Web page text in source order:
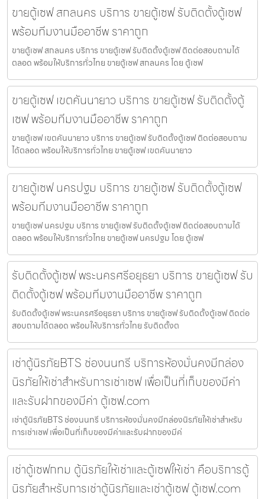
ขายตู้เซฟ สกลนคร บริการ ขายตู้เซฟ รับติดตั้งตู้เซฟ
พร้อมทีมงานมืออาชีพ ราคาถูก
ขายตู้เซฟ สกลนคร บริการ ขายตู้เซฟ รับติดตั้งตู้เซฟ ติดต่อสอบถามได้
ตลอด พร้อมให้บริการทั่วไทย ขายตู้เซฟ สกลนคร โดย ตู้เซฟ
ขายตู้เซฟ เขตคันนายาว บริการ ขายตู้เซฟ รับติดตั้งตู้
เซฟ พร้อมทีมงานมืออาชีพ ราคาถูก
ขายตู้เซฟ เขตคันนายาว บริการ ขายตู้เซฟ รับติดตั้งตู้เซฟ ติดต่อสอบถาม
ได้ตลอด พร้อมให้บริการทั่วไทย ขายตู้เซฟ เขตคันนายาว
ขายตู้เซฟ นครปฐม บริการ ขายตู้เซฟ รับติดตั้งตู้เซฟ
พร้อมทีมงานมืออาชีพ ราคาถูก
ขายตู้เซฟ นครปฐม บริการ ขายตู้เซฟ รับติดตั้งตู้เซฟ ติดต่อสอบถามได้
ตลอด พร้อมให้บริการทั่วไทย ขายตู้เซฟ นครปฐม โดย ตู้เซฟ
รับติดตั้งตู้เซฟ พระนครศรีอยุธยา บริการ ขายตู้เซฟ รับ
ติดตั้งตู้เซฟ พร้อมทีมงานมืออาชีพ ราคาถูก
รับติดตั้งตู้เซฟ พระนครศรีอยุธยา บริการ ขายตู้เซฟ รับติดตั้งตู้เซฟ ติดต่อ
สอบถามได้ตลอด พร้อมให้บริการทั่วไทย รับติดตั้งต
เช่าตู้นิรภัยBTS ช่องนนทรี บริการห้องมั่นคงมีกล่อง
นิรภัยให้เช่าสำหรับการเช่าเซฟ เพื่อเป็นที่เก็บของมีค่า
และรับฝากของมีค่า ตู้เซฟ.com
เช่าตู้นิรภัยBTS ช่องนนทรี บริการห้องมั่นคงมีกล่องนิรภัยให้เช่าสำหรับ
การเช่าเซฟ เพื่อเป็นที่เก็บของมีค่าและรับฝากของมีค่
เช่าตู้เซฟกทม ตู้นิรภัยให้เช่าและตู้เซฟให้เช่า คือบริการตู้
นิรภัยสำหรับการเช่าตู้นิรภัยและเช่าตู้เซฟ ตู้เซฟ.com